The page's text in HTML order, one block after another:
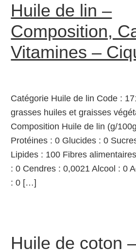
Huile de lin –
Composition,
Vitamines –
Catégorie Huile de lin Code :
grasses huiles et graisses
Composition Huile de lin (g/
Protéines : 0 Glucides : 0
Lipides : 100 Fibres
: 0 Cendres : 0,0021 Alcool : 0
: 0 […]
Huile de coton